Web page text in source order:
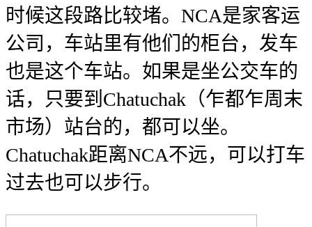
时候这段路比较堵。NCA是家客运
公司，车站里有他们的柜台，发车
也是这个车站。如果是坐公交车的
话，只要到Chatuchak（乍都乍周末
市场）站台的，都可以坐。
Chatuchak距离NCA不远，可以打车
过去也可以步行。